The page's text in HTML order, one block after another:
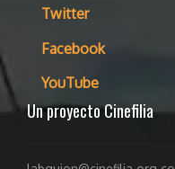
Twitter
Facebook
YouTube
Un proyecto Cinefilia